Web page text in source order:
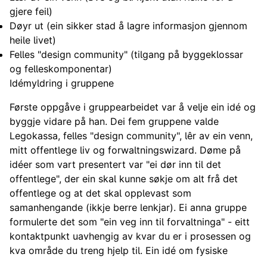
gjere feil)
Døyr ut (ein sikker stad å lagre informasjon gjennom
heile livet)
Felles "design community" (tilgang på byggeklossar
og felleskomponentar)
Idémyldring i gruppene
Første oppgåve i gruppearbeidet var å velje ein idé og
byggje vidare på han. Dei fem gruppene valde
Legokassa, felles "design community", lêr av ein venn,
mitt offentlege liv og forwaltningswizard. Døme på
idéer som vart presentert var "ei dør inn til det
offentlege", der ein skal kunne søkje om alt frå det
offentlege og at det skal opplevast som
samanhengande (ikkje berre lenkjar). Ei anna gruppe
formulerte det som "ein veg inn til forvaltninga" - eitt
kontaktpunkt uavhengig av kvar du er i prosessen og
kva område du treng hjelp til. Ein idé om fysiske